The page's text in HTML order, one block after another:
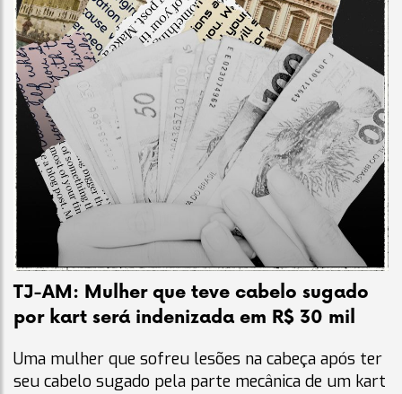
TJ-AM: Mulher que teve cabelo sugado
por kart será indenizada em R$ 30 mil
Uma mulher que sofreu lesões na cabeça após ter
seu cabelo sugado pela parte mecânica de um kart